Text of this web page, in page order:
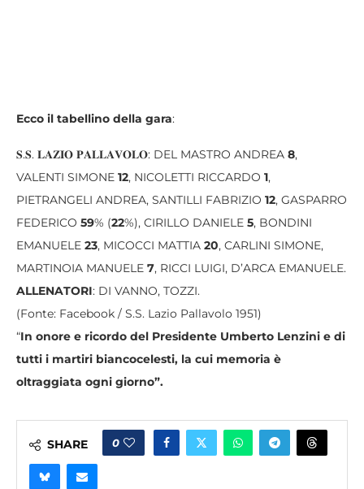
Ecco il tabellino della gara:
𝐒.𝐒. 𝐋𝐀𝐙𝐈𝐎 𝐏𝐀𝐋𝐋𝐀𝐕𝐎𝐋𝐎: DEL MASTRO ANDREA 8,
VALENTI SIMONE 12, NICOLETTI RICCARDO 1,
PIETRANGELI ANDREA, SANTILLI FABRIZIO 12, GASPARRO
FEDERICO 59% (22%), CIRILLO DANIELE 5, BONDINI
EMANUELE 23, MICOCCI MATTIA 20, CARLINI SIMONE,
MARTINOIA MANUELE 7, RICCI LUIGI, D’ARCA EMANUELE.
ALLENATORI: DI VANNO, TOZZI.
(Fonte: Facebook / S.S. Lazio Pallavolo 1951)
“In onore e ricordo del Presidente Umberto Lenzini e di
tutti i martiri biancocelesti, la cui memoria è
oltraggiata ogni giorno”.
SHARE 0